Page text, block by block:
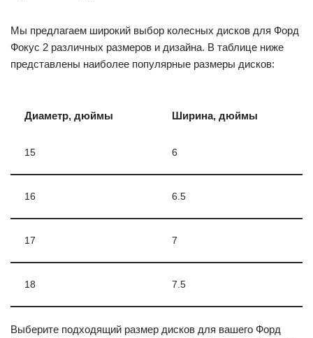
Мы предлагаем широкий выбор колесных дисков для Форд
Фокус 2 различных размеров и дизайна. В таблице ниже
представлены наиболее популярные размеры дисков:
Диаметр, дюймы Ширина, дюймы
15 6
16 6.5
17 7
18 7.5
Выберите подходящий размер дисков для вашего Форд